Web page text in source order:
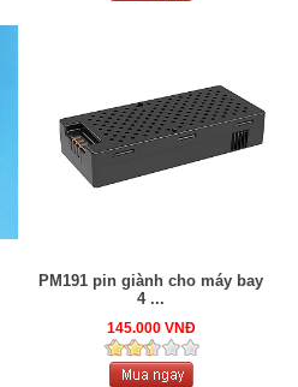
PM191 pin giành cho máy bay
4 ...
145.000 VNĐ